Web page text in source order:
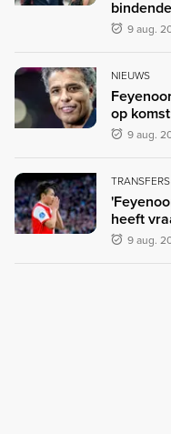
9 aug.
NIEUWS
op
9 aug.
TRANSFERS
heeft
9 aug.